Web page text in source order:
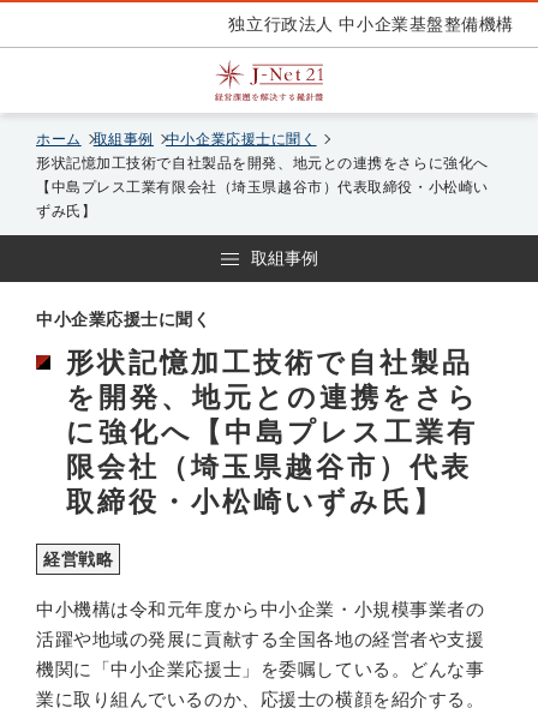
独立行政法人 中小企業基盤整備機構
ホーム 取組事例
中小企業応援士に聞く
形状記憶加工技術で自社製品を開発、地元との連携をさらに強化へ
【中島プレス工業有限会社（埼玉県越谷市）代表取締役・小松崎い
ずみ氏】
取組事例
中小企業応援士に聞く
形状記憶加工技術で自社製品
を開発、地元との連携をさら
に強化へ【中島プレス工業有
限会社（埼玉県越谷市）代表
取締役・小松崎いずみ氏】
経営戦略
中小機構は令和元年度から中小企業・小規模事業者の
活躍や地域の発展に貢献する全国各地の経営者や支援
機関に「中小企業応援士」を委嘱している。どんな事
業に取り組んでいるのか、応援士の横顔を紹介する。